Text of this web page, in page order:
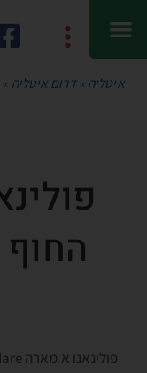
איטליה »דרום איטליה »
החוף